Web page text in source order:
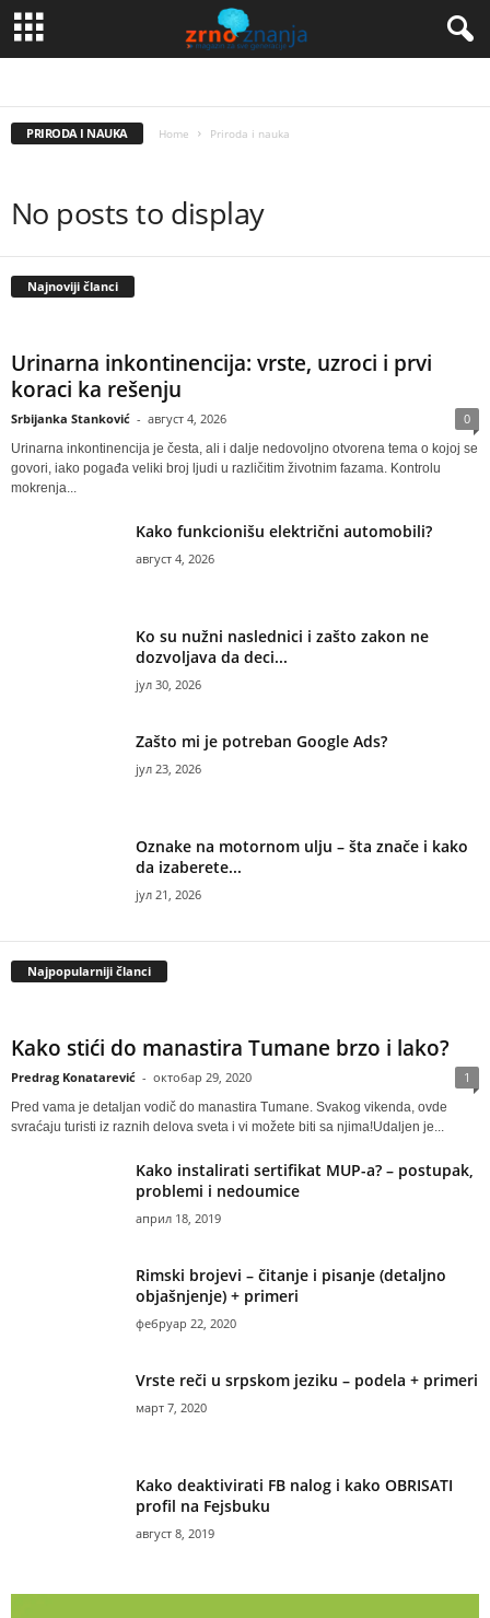
PRIRODA I NAUKA Home Priroda i nauka
No posts to display
Najnoviji članci
Urinarna inkontinencija: vrste, uzroci i prvi
koraci ka rešenju
Srbijanka Stanković - август 4, 2026 0
Urinarna inkontinencija je česta, ali i dalje nedovoljno otvorena tema o kojoj se
govori, iako pogađa veliki broj ljudi u različitim životnim fazama. Kontrolu
mokrenja...
Kako funkcionišu električni automobili?
август 4, 2026
Ko su nužni naslednici i zašto zakon ne
dozvoljava da deci...
јул 30, 2026
Zašto mi je potreban Google Ads?
јул 23, 2026
Oznake na motornom ulju – šta znače i kako
da izaberete...
јул 21, 2026
Najpopularniji članci
Kako stići do manastira Tumane brzo i lako?
Predrag Konatarević - октобар 29, 2020 1
Pred vama je detaljan vodič do manastira Tumane. Svakog vikenda, ovde
svraćaju turisti iz raznih delova sveta i vi možete biti sa njima!Udaljen je...
Kako instalirati sertifikat MUP-a? – postupak,
problemi i nedoumice
април 18, 2019
Rimski brojevi – čitanje i pisanje (detaljno
objašnjenje) + primeri
фебруар 22, 2020
Vrste reči u srpskom jeziku – podela + primeri
март 7, 2020
Kako deaktivirati FB nalog i kako OBRISATI
profil na Fejsbuku
август 8, 2019